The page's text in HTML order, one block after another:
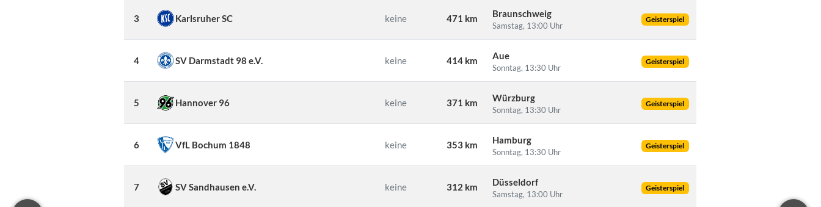
3 Karlsruher SC keine 471 km Braunschweig
Samstag, 13:00 Uhr
Geisterspiel
4 SV Darmstadt 98 e.V. keine 414 km Aue
Sonntag, 13:30 Uhr
Geisterspiel
5 Hannover 96 keine 371 km Würzburg
Sonntag, 13:30 Uhr
Geisterspiel
6 VfL Bochum 1848 keine 353 km Hamburg
Sonntag, 13:30 Uhr
Geisterspiel
7 SV Sandhausen e.V. keine 312 km Düsseldorf
Samstag, 13:00 Uhr
Geisterspiel